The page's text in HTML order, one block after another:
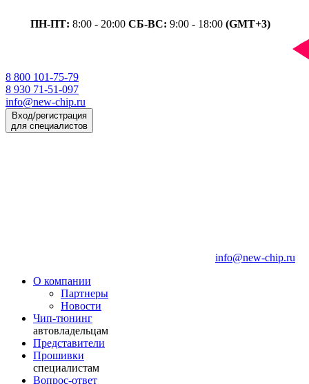
ПН-ПТ: 8:00 - 20:00 СБ-ВС: 9:00 - 18:00 (GMT+3)
8 800 101-75-79
8 930 71-51-097
info@new-chip.ru
Вход/регистрация
для специалистов
info@new-chip.ru
О компании
Партнеры
Новости
Чип-тюнинг
автовладельцам
Представители
Прошивки
специалистам
Вопрос-ответ